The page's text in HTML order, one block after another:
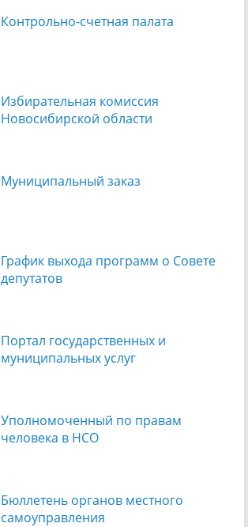
Контрольно-счетная палата
Избирательная комиссия
Новосибирской области
Муниципальный заказ
График выхода программ о Cовете
депутатов
Портал государственных и
муниципальных услуг
Уполномоченный по правам
человека в НСО
Бюллетень органов местного
самоуправления